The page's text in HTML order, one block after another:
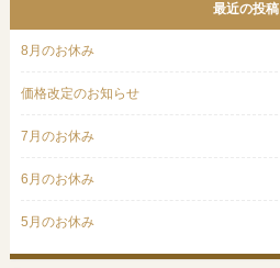
最近の投稿
8月のお休み
価格改定のお知らせ
7月のお休み
6月のお休み
5月のお休み